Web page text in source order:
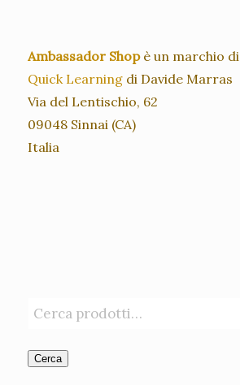
Ambassador Shopè un marchio di
Quick Learningdi Davide Marras
Via del Lentischio, 62
09048 Sinnai (CA)
Italia
Cerca